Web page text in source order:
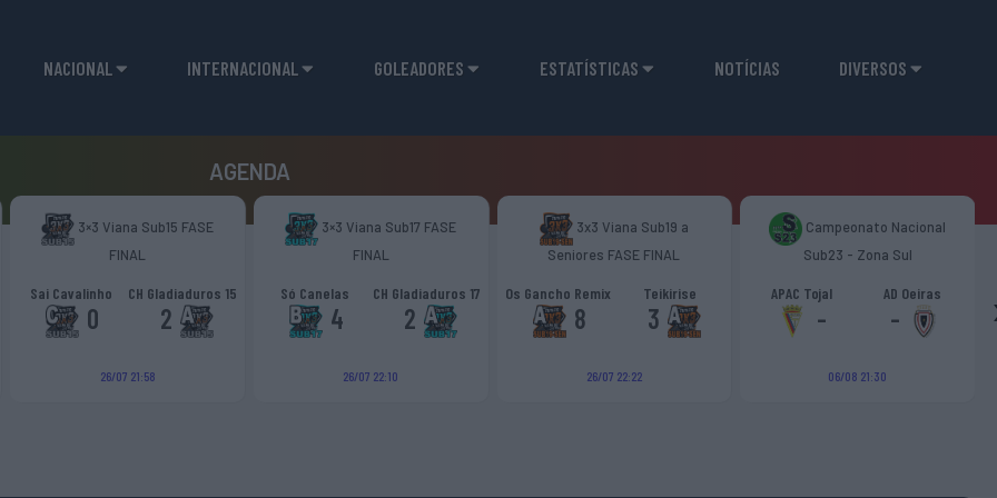
NACIONAL INTERNACIONAL GOLEADORES ESTATÍSTICAS NOTÍCIAS DIVERSOS
AGENDA
3×3 Viana Sub15 FASE
FINAL
Sai Cavalinho
0
CH Gladiaduros 15
2
26/07 21:58
3×3 Viana Sub17 FASE
FINAL
Só Canelas
4
CH Gladiaduros 17
2
26/07 22:10
3x3 Viana Sub19 a
Seniores FASE FINAL
Os Gancho Remix
8
Teikirise
3
26/07 22:22
Campeonato Nacional
Sub23 - Zona Sul
APAC Tojal
-
AD Oeiras
-
06/08 21:30